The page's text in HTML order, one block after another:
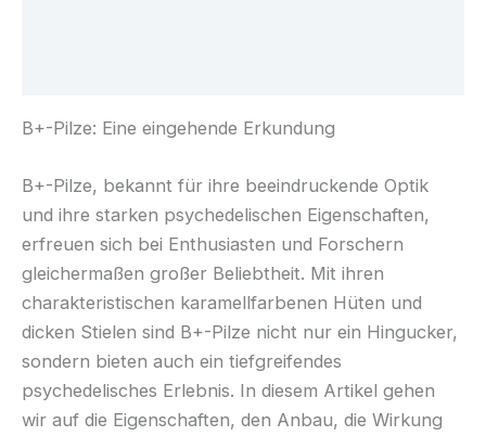
B+-Pilze: Eine eingehende Erkundung
B+-Pilze, bekannt für ihre beeindruckende Optik
und ihre starken psychedelischen Eigenschaften,
erfreuen sich bei Enthusiasten und Forschern
gleichermaßen großer Beliebtheit. Mit ihren
charakteristischen karamellfarbenen Hüten und
dicken Stielen sind B+-Pilze nicht nur ein Hingucker,
sondern bieten auch ein tiefgreifendes
psychedelisches Erlebnis. In diesem Artikel gehen
wir auf die Eigenschaften, den Anbau, die Wirkung